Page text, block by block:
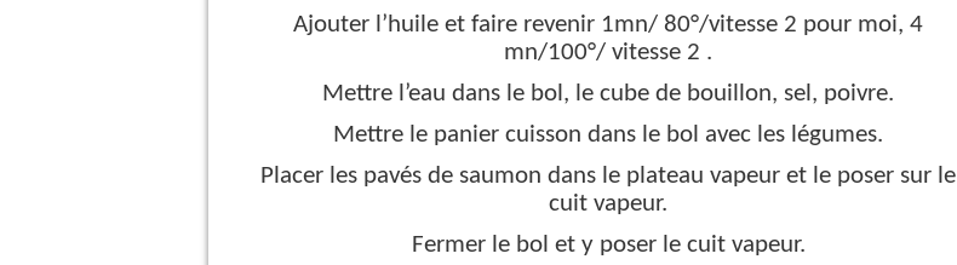
Ajouter l’huile et faire revenir 1mn/ 80°/vitesse 2 pour moi, 4
mn/100°/ vitesse 2 .
Mettre l’eau dans le bol, le cube de bouillon, sel, poivre.
Mettre le panier cuisson dans le bol avec les légumes.
Placer les pavés de saumon dans le plateau vapeur et le poser sur le
cuit vapeur.
Fermer le bol et y poser le cuit vapeur.